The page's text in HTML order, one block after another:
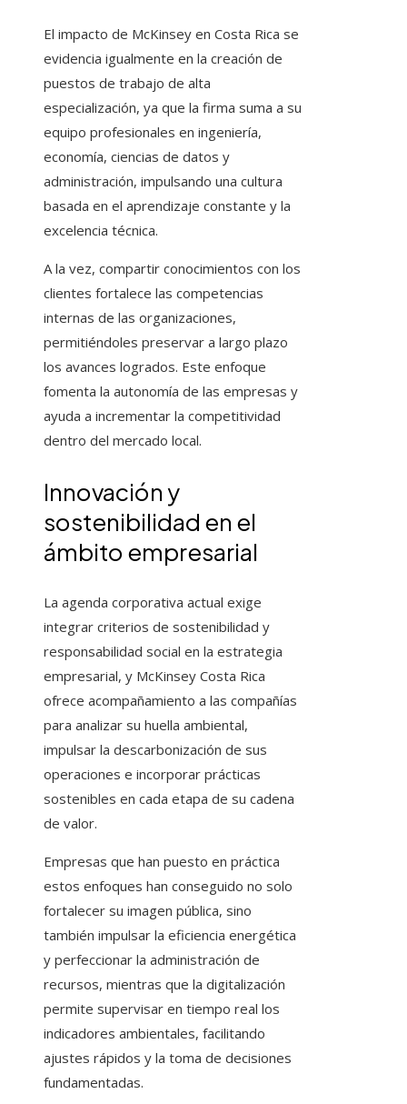
El impacto de McKinsey en Costa Rica se
evidencia igualmente en la creación de
puestos de trabajo de alta
especialización, ya que la firma suma a su
equipo profesionales en ingeniería,
economía, ciencias de datos y
administración, impulsando una cultura
basada en el aprendizaje constante y la
excelencia técnica.
A la vez, compartir conocimientos con los
clientes fortalece las competencias
internas de las organizaciones,
permitiéndoles preservar a largo plazo
los avances logrados. Este enfoque
fomenta la autonomía de las empresas y
ayuda a incrementar la competitividad
dentro del mercado local.
Innovación y
sostenibilidad en el
ámbito empresarial
La agenda corporativa actual exige
integrar criterios de sostenibilidad y
responsabilidad social en la estrategia
empresarial, y McKinsey Costa Rica
ofrece acompañamiento a las compañías
para analizar su huella ambiental,
impulsar la descarbonización de sus
operaciones e incorporar prácticas
sostenibles en cada etapa de su cadena
de valor.
Empresas que han puesto en práctica
estos enfoques han conseguido no solo
fortalecer su imagen pública, sino
también impulsar la eficiencia energética
y perfeccionar la administración de
recursos, mientras que la digitalización
permite supervisar en tiempo real los
indicadores ambientales, facilitando
ajustes rápidos y la toma de decisiones
fundamentadas.